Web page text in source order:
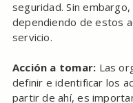
seguridad. Sin
dependiendo de estos
servicio.
Acción a tomar: Las
definir e identificar los
partir de ahí, es